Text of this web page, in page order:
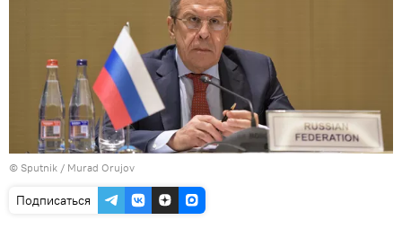
© Sputnik / Murad Orujov
Подписаться